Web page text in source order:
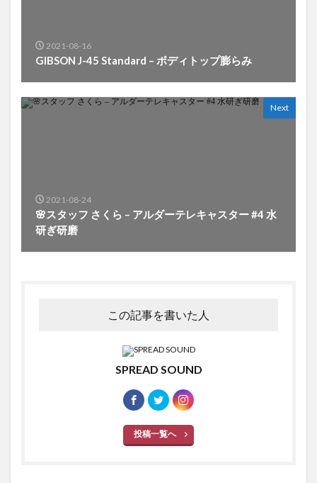
2021-08-16
GIBSON J-45 Standard – ボディトップ膨らみ
Next
2021-08-24
🌸スタッフ さくら – アルダーテレキャスター #4 水
研ぎ研磨
この記事を書いた人
SPREAD SOUND
投稿一覧へ